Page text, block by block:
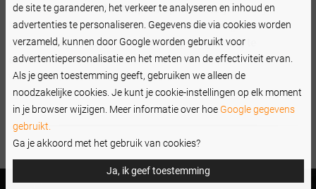
met de platte kantde wimpers op het staafje met lijm.
Neem daarna de andere kant van de kam en gebruik het
uiteinde van de tanden omde wimpers grondig te
scheiden. Volg vervolgens de verdere stappen van om de
wimpers te liften en te lamineren.
de site te garanderen, het verkeer te analyseren en inhoud en
advertenties te personaliseren. Gegevens die via cookies worden
verzameld, kunnen door Google worden gebruikt voor
advertentiepersonalisatie en het meten van de effectiviteit ervan.
Als je geen toestemming geeft, gebruiken we alleen de
noodzakelijke cookies. Je kunt je cookie-instellingen op elk moment
in je browser wijzigen. Meer informatie over hoe Google gegevens
gebruikt.
Ga je akkoord met het gebruik van cookies?
Ja, ik geef toestemming